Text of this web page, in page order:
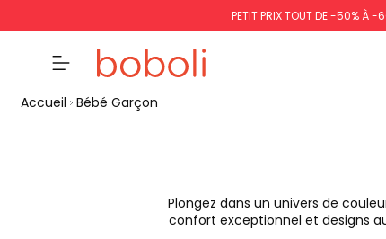
PETIT PRIX TOUT DE -50% À -
Accueil Bébé Garçon
Plongez dans un univers de
confort exceptionnel et designs